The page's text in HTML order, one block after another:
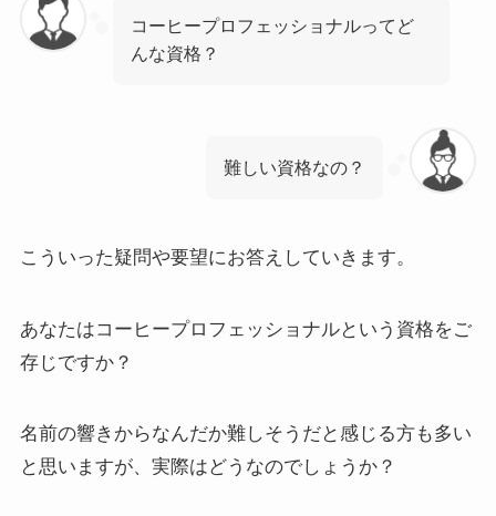
コーヒープロフェッショナルってど
んな資格？
難しい資格なの？
こういった疑問や要望にお答えしていきます。
あなたはコーヒープロフェッショナルという資格をご
存じですか？
名前の響きからなんだか難しそうだと感じる方も多い
と思いますが、実際はどうなのでしょうか？